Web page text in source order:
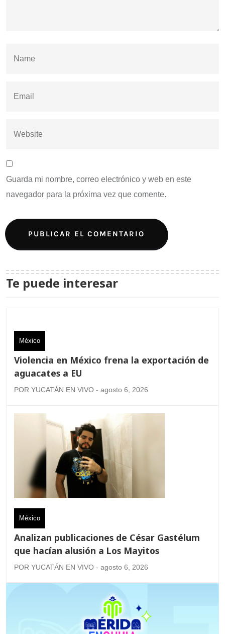
Guarda mi nombre, correo electrónico y web en este
navegador para la próxima vez que comente.
Te puede interesar
México
Violencia en México frena la exportación de
aguacates a EU
POR YUCATÁN EN VIVO - agosto 6, 2026
México
Analizan publicaciones de César Gastélum
que hacían alusión a Los Mayitos
POR YUCATÁN EN VIVO - agosto 6, 2026